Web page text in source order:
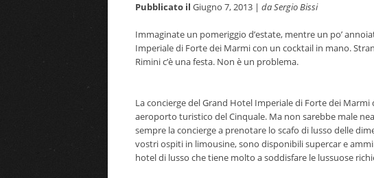
Pubblicato il Giugno 7, 2013 | da Sergio Bissi
Immaginate un pomeriggio d’estate, mentre un po’
Imperiale di Forte dei Marmi con un cocktail in mano.
Rimini c’è una festa. Non è un problema.
La concierge del Grand Hotel Imperiale di Forte dei Marmi
aeroporto turistico del Cinquale. Ma non sarebbe male
sempre la concierge a prenotare lo scafo di lusso delle
vostri ospiti in limousine, sono disponibili supercar e
hotel di lusso che tiene molto a soddisfare le lussuose